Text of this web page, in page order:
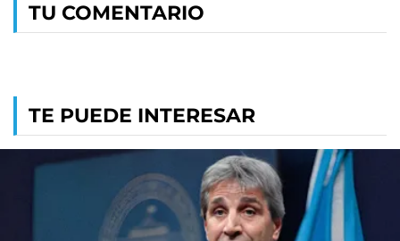
TU COMENTARIO
TE PUEDE INTERESAR